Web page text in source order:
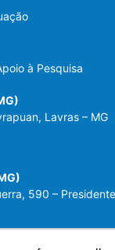
à Pesquisa
Lavras – MG
590 –